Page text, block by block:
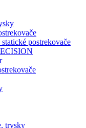
postrekovače
trysky